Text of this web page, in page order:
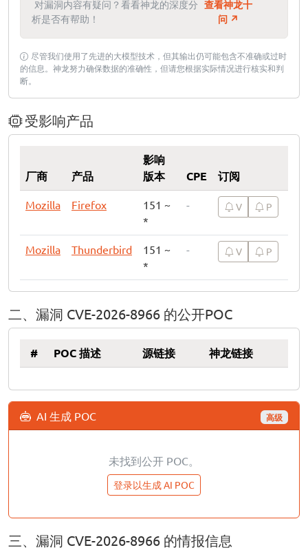
对漏洞内容有疑问？看看神龙的深度分
析是否有帮助！
查看神龙十
问 ↗
尽管我们使用了先进的大模型技术，但其输出仍可能包含不准确或过时
的信息。神龙努力确保数据的准确性，但请您根据实际情况进行核实和判
断。
受影响产品
厂商 产品
影响
版本
CPE 订阅
Mozilla Firefox
151 ~
*
- V P
Mozilla Thunderbird
151 ~
*
- V P
二、漏洞 CVE-2026-8966 的公开POC
# POC 描述 源链接 神龙链接
AI 生成 POC 高级
未找到公开 POC。
登录以生成 AI POC
三、漏洞 CVE-2026-8966 的情报信息